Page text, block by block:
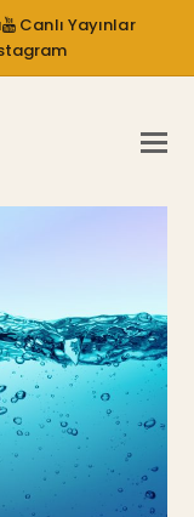
Canlı Yayınlar